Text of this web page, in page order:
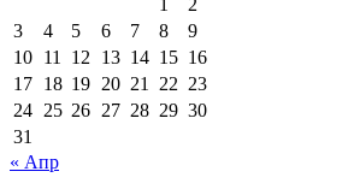
1
2
3
4 5 6 7 8
9
10 11 12 13 14 15 16
17 18 19 20 21 22 23
24 25 26 27 28 29 30
31
« Апр